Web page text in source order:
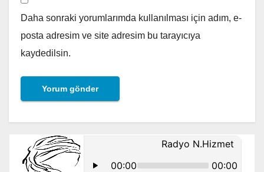
Daha sonraki yorumlarımda kullanılması için adım, e-
posta adresim ve site adresim bu tarayıcıya
kaydedilsin.